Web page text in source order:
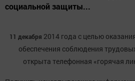
социальной защиты...
11 декабря 2014 года с целью
обеспечения соблюдения
открыта телефонная «горячая